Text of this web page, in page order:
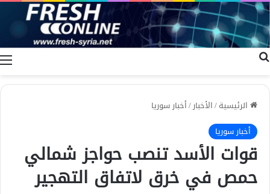
الرئيسية/الأخبار/أخبار سوريا
أخبار سوريا
قوات الأسد تنصب حواجز شمالي
حمص في خرق لاتفاق التهجير